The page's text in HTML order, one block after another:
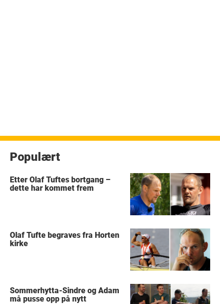
Populært
Etter Olaf Tuftes bortgang –
dette har kommet frem
Olaf Tufte begraves fra Horten
kirke
Sommerhytta-Sindre og Adam
må pusse opp på nytt